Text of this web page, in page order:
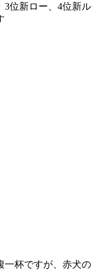
3位新ロー、4位新ル
一杯ですが、赤犬の